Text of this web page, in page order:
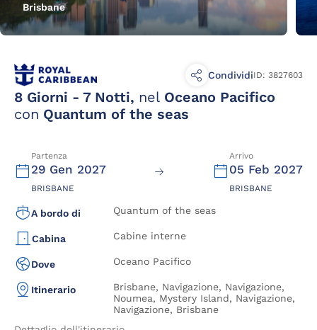
Brisbane
8 Giorni - 7 Notti, nel Oceano Pacifico
con Quantum of the seas
CondividiID: 3827603
Partenza
29 Gen 2027
BRISBANE
Arrivo
05 Feb 2027
BRISBANE
A bordo di Quantum of the seas
Cabina Cabine interne
Dove Oceano Pacifico
Itinerario
Brisbane, Navigazione, Navigazione,
Noumea, Mystery Island, Navigazione,
Navigazione, Brisbane